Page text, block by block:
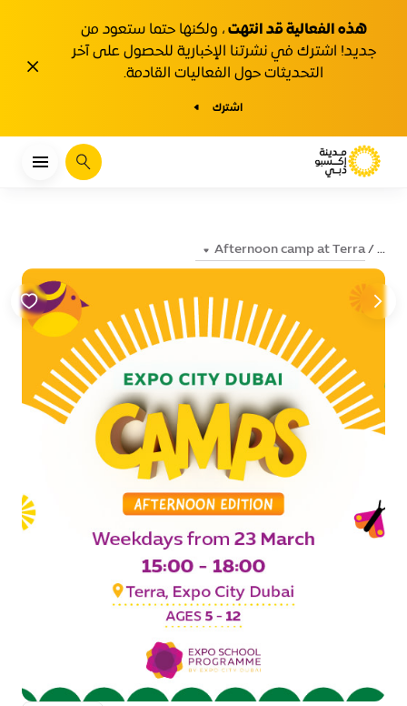
هذه الفعالية قد انتهت ، ولكنها حتما ستعود من
جديد! اشترك في نشرتنا الإخبارية للحصول على آخر
التحديثات حول الفعاليات القادمة.
اشترك
يبحث
...
Afternoon camp at Terra